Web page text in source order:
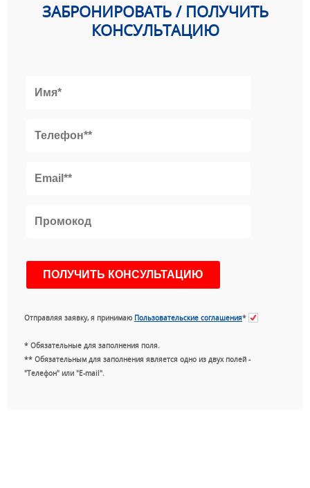
ЗАБРОНИРОВАТЬ / ПОЛУЧИТЬ
КОНСУЛЬТАЦИЮ
Отправляя заявку, я принимаю Пользовательские соглашения*
* Обязательные для заполнения поля.
** Обязательным для заполнения является одно из двух полей -
"Телефон" или "E-mail".